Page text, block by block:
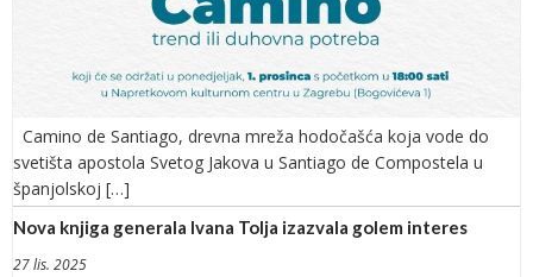
Camino de Santiago, drevna mreža hodočašća koja vode do
svetišta apostola Svetog Jakova u Santiago de Compostela u
španjolskoj […]
Nova knjiga generala Ivana Tolja izazvala golem interes
27 lis. 2025